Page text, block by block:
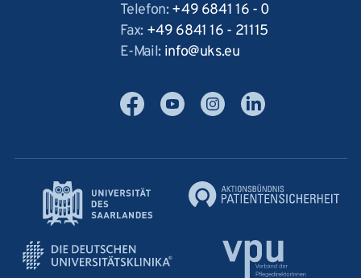
Telefon:+49 6841 16 - 0
Fax: +49 6841 16 - 21115
E-Mail: info ukseu